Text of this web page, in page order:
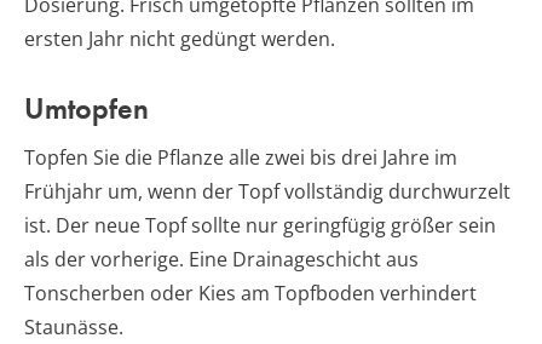
ersten Jahr nicht gedüngt werden.
Umtopfen
Topfen Sie die Pflanze alle zwei bis drei Jahre im
Frühjahr um, wenn der Topf vollständig durchwurzelt
ist. Der neue Topf sollte nur geringfügig größer sein
als der vorherige. Eine Drainageschicht aus
Tonscherben oder Kies am Topfboden verhindert
Staunässe.